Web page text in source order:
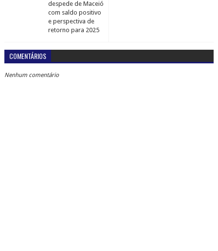
despede de Maceió
com saldo positivo
e perspectiva de
retorno para 2025
COMENTÁRIOS
Nenhum comentário